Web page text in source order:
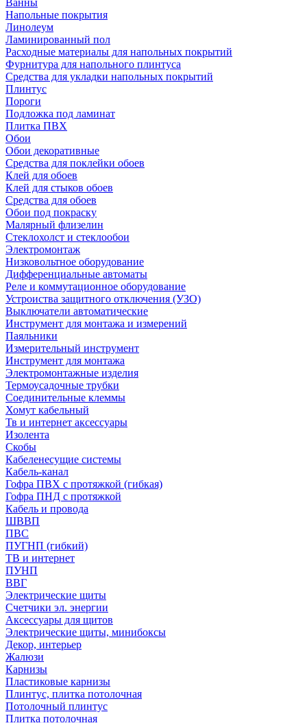
Ванны
Напольные покрытия
Линолеум
Ламинированный пол
Расходные материалы для напольных покрытий
Фурнитура для напольного плинтуса
Средства для укладки напольных покрытий
Плинтус
Пороги
Подложка под ламинат
Плитка ПВХ
Обои
Обои декоративные
Средства для поклейки обоев
Клей для обоев
Клей для стыков обоев
Средства для обоев
Обои под покраску
Малярный флизелин
Стеклохолст и стеклообои
Электромонтаж
Низковольтное оборудование
Дифференциальные автоматы
Реле и коммутационное оборудование
Устроиства защитного отключения (УЗО)
Выключатели автоматические
Инструмент для монтажа и измерений
Паяльники
Измерительный инструмент
Инструмент для монтажа
Электромонтажные изделия
Термоусадочные трубки
Соединительные клеммы
Хомут кабельный
Тв и интернет аксессуары
Изолента
Скобы
Кабеленесущие системы
Кабель-канал
Гофра ПВХ с протяжкой (гибкая)
Гофра ПНД с протяжкой
Кабель и провода
ШВВП
ПВС
ПУГНП (гибкий)
ТВ и интернет
ПУНП
ВВГ
Электрические щиты
Счетчики эл. энергии
Аксессуары для щитов
Электрические щиты, минибоксы
Декор, интерьер
Жалюзи
Карнизы
Пластиковые карнизы
Плинтус, плитка потолочная
Потолочный плинтус
Плитка потолочная